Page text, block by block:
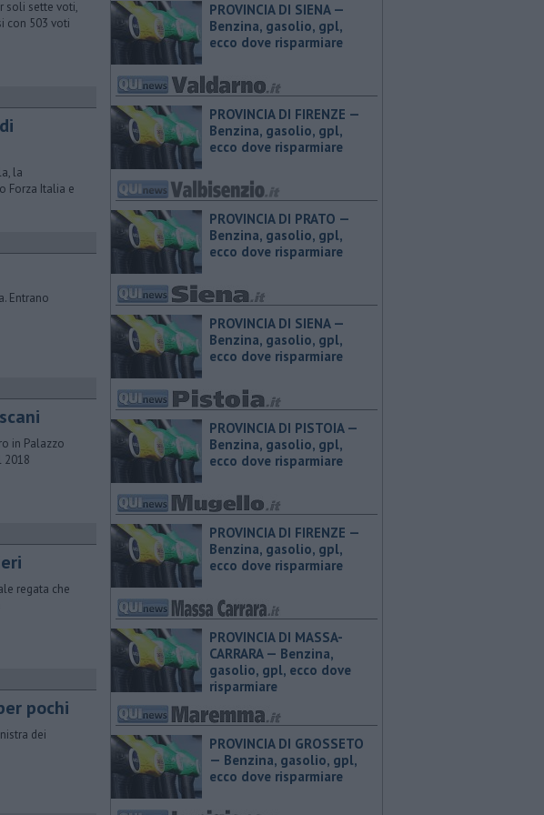
soli sette voti,
con 503 voti
la
Forza Italia e
Entrano
in Palazzo
2018
regata che
pochi
dei
PROVINCIA DI SIENA — ​
Benzina, gasolio, gpl,
ecco dove risparmiare
PROVINCIA DI FIRENZE — ​
Benzina, gasolio, gpl,
ecco dove risparmiare
PROVINCIA DI PRATO — ​
Benzina, gasolio, gpl,
ecco dove risparmiare
PROVINCIA DI SIENA — ​
Benzina, gasolio, gpl,
ecco dove risparmiare
PROVINCIA DI PISTOIA — ​
Benzina, gasolio, gpl,
ecco dove risparmiare
PROVINCIA DI FIRENZE — ​
Benzina, gasolio, gpl,
ecco dove risparmiare
PROVINCIA DI MASSA-
CARRARA — ​Benzina,
gasolio, gpl, ecco dove
risparmiare
PROVINCIA DI GROSSETO
— ​Benzina, gasolio, gpl,
ecco dove risparmiare